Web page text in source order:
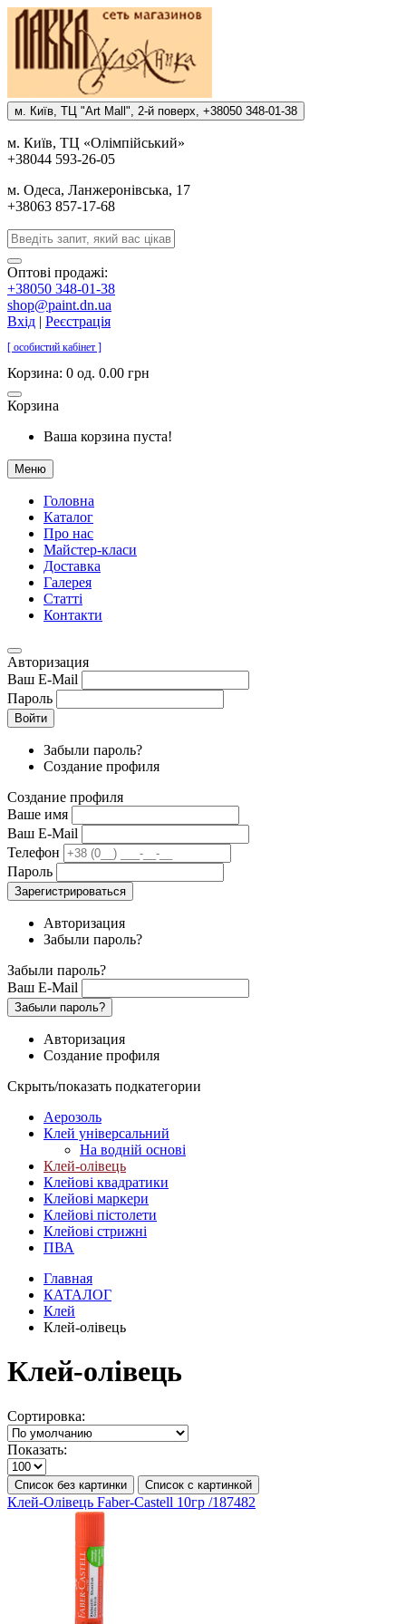
м. Киïв, ТЦ "Art Mall", 2-й поверх, +38050 348-01-38
м. Киïв, ТЦ «Олiмпiйський»
+38044 593-26-05
м. Одеса, Ланжеронiвська, 17
+38063 857-17-68
Оптові продажі:
+38050 348-01-38
shop@paint.dn.ua
Вхід | Реєстрація
[ особистий кабінет ]
Корзина: 0 од. 0.00 грн
Корзина
Ваша корзина пуста!
Меню
Головна
Каталог
Про нас
Майстер-класи
Доставка
Галерея
Статтi
Контакти
Авторизация
Ваш E-Mail
Пароль
Войти
Забыли пароль?
Создание профиля
Создание профиля
Ваше имя
Ваш E-Mail
Телефон
Пароль
Зарегистрироваться
Авторизация
Забыли пароль?
Забыли пароль?
Ваш E-Mail
Забыли пароль?
Авторизация
Создание профиля
Скрыть/показать подкатегории
Аерозоль
Клей універсальний
На водній основі
Клей-олівець
Клейові квадратики
Клейові маркери
Клейові пістолети
Клейові стрижні
ПВА
Главная
КАТАЛОГ
Клей
Клей-олівець
Клей-олівець
Сортировка:
Показать:
Список без картинки Список с картинкой
Клей-Олівець Faber-Castell 10гр /187482